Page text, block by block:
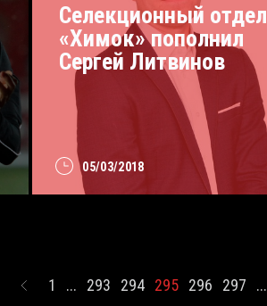
05/03/2018
Селекционный отдел
«Химок» пополнил
Сергей Литвинов
1 ... 293 294 295 296 297 ...